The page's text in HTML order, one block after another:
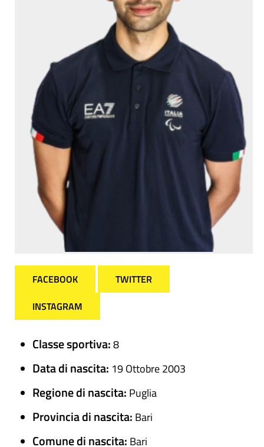
FACEBOOK
TWITTER
INSTAGRAM
Classe sportiva:8
Data di nascita: 19 Ottobre 2003
Regione di nascita: Puglia
Provincia di nascita: Bari
Comune di nascita: Bari